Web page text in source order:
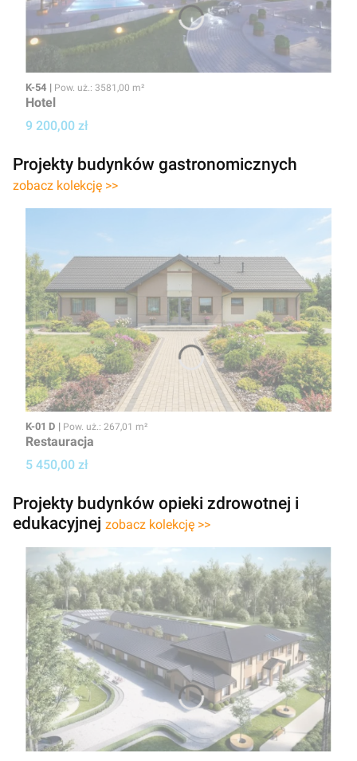
Kod
K-54 Powierzchnia użytkowa
Pow. uż.: 3581,00 m²
Hotel
Cena projektu
9 200,00 zł
Projekty budynków gastronomicznych
zobacz kolekcję >>
Kod
K-01 D Powierzchnia użytkowa
Pow. uż.: 267,01 m²
Restauracja
Cena projektu
5 450,00 zł
Projekty budynków opieki zdrowotnej i
edukacyjnej zobacz kolekcję >>